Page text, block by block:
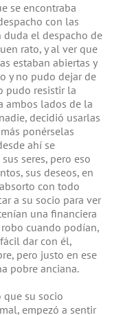
se encontraba
con las
duda el despacho de
rato, y al ver que
estaban abiertas y
y no pudo dejar de
pudo resistir la
ambos lados de la
decidió usarlas
ponérselas
ahí se
seres, pero eso
sus deseos, en
con todo
a su socio para ver
una financiera
cuando podían,
dar con él,
pero justo en ese
pobre anciana.
su socio
empezó a sentir